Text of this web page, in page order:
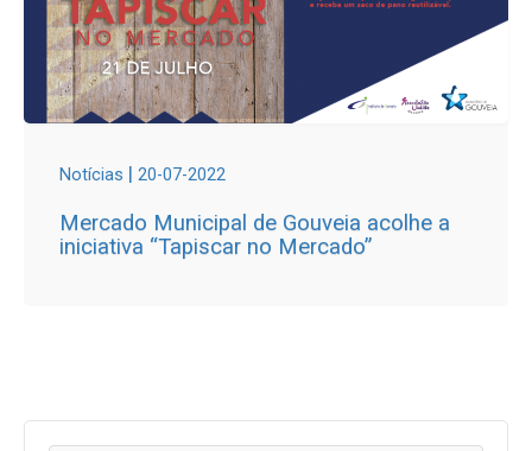
Notícias | 20-07-2022
Mercado Municipal de Gouveia acolhe a
iniciativa “Tapiscar no Mercado”